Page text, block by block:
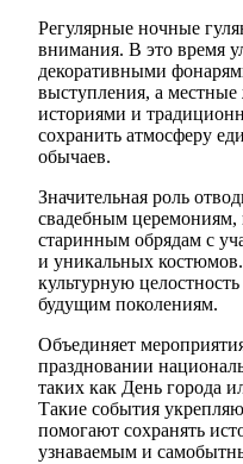
Регулярные ночные
внимания. В это время
декоративными
выступления, а
историями и
сохранить атмосферу
обычаев.
Значительная роль
свадебным церемониям,
старинным обрядам с
и уникальных
культурную
будущим поколениям.
Объединяет
праздновании
таких как День города
Такие события
помогают сохранять
узнаваемым и